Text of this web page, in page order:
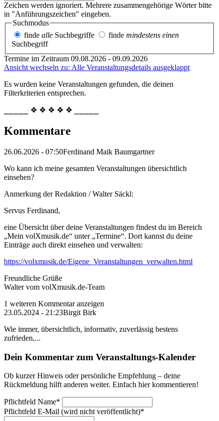
Zeichen werden ignoriert. Mehrere zusammengehörige Wörter bitte
in "Anführungszeichen" eingeben.
Suchmodus
finde alle Suchbegriffe finde mindestens einen
Suchbegriff
Termine im Zeitraum 09.08.2026 - 09.09.2026
Ansicht wechseln zu: Alle Veranstaltungsdetails ausgeklappt
Es wurden keine Veranstaltungen gefunden, die deinen
Filterkriterien entsprechen.
⎯⎯⎯⎯⎯ ❖ ❖ ❖ ❖ ❖ ⎯⎯⎯⎯⎯
Kommentare
26.06.2026 - 07:50Ferdinand Maik Baumgartner
Wo kann ich meine gesamten Veranstaltungen übersichtlich
einsehen?
Anmerkung der Redaktion /Walter Säckl:
Servus Ferdinand,
eine Übersicht über deine Veranstaltungen findest du im Bereich
„Mein volXmusik.de“ unter „Termine“. Dort kannst du deine
Einträge auch direkt einsehen und verwalten:
https://volxmusik.de/Eigene_Veranstaltungen_verwalten.html
Freundliche Grüße
Walter vom volXmusik.de-Team
1 weiteren Kommentar anzeigen
23.05.2024 - 21:23Birgit Birk
Wie immer, übersichtlich, informativ, zuverlässig bestens
zufrieden,...
Dein Kommentar zum Veranstaltungs-Kalender
Ob kurzer Hinweis oder persönliche Empfehlung – deine
Rückmeldung hilft anderen weiter. Einfach hier kommentieren!
Pflichtfeld Name*
Pflichtfeld E-Mail (wird nicht veröffentlicht)*